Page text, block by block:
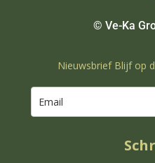
© Ve-Ka
Nieuwsbrief Blijf op